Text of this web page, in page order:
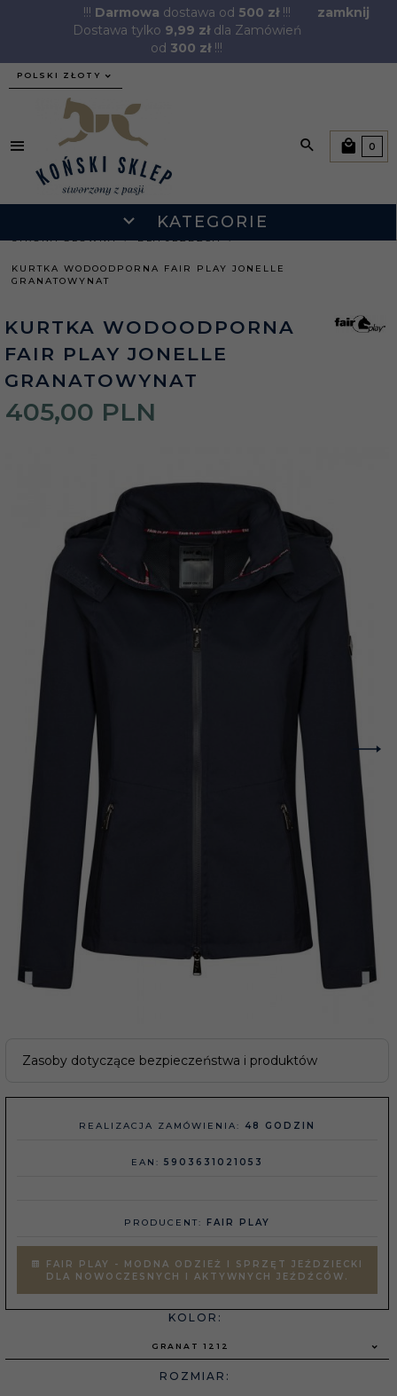
!!! Darmowa dostawa od 500 zł!!!
Dostawa tylko 9,99 złdla Zamówień
od 300 zł!!!
zamknij
currency_h
POLSKI ZŁOTY
KATEGORIE
0
STRONA GŁÓWNA DLA JEŹDŹCA
KURTKA WODOODPORNA FAIR PLAY JONELLE
GRANATOWYNAT
KURTKA WODOODPORNA
FAIR PLAY JONELLE
GRANATOWYNAT
405,00 PLN
Zasoby dotyczące bezpieczeństwa i produktów
REALIZACJA ZAMÓWIENIA: 48 GODZIN
EAN: 5903631021053
PRODUCENT: FAIR PLAY
FAIR PLAY - MODNA ODZIEŻ I SPRZĘT JEŹDZIECKI
DLA NOWOCZESNYCH I AKTYWNYCH JEŹDŹCÓW.
KOLOR:
GRANAT 1212
ROZMIAR: